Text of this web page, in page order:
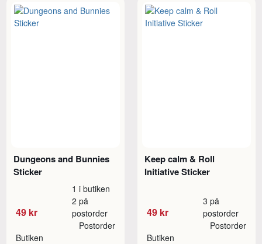
Dungeons and Bunnies
Sticker
49 kr
1 i butiken
2 på
postorder
Butiken
Postorder
Keep calm & Roll
Initiative Sticker
49 kr
3 på
postorder
Butiken
Postorder